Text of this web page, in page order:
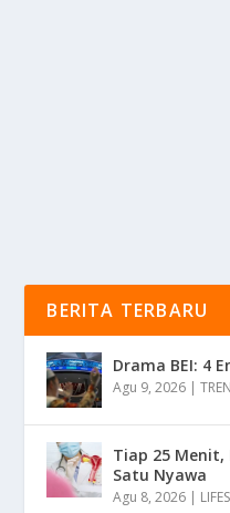
BERITA TERBARU
Drama BEI: 4
Agu 9, 2026 |
Tiap 25 Menit,
Satu Nyawa
Agu 8, 2026 |